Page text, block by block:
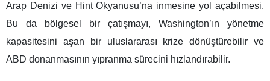
Arap Denizi ve Hint Okyanusu’na inmesine yol açabilmesi.
Bu da bölgesel bir çatışmayı, Washington’ın yönetme
kapasitesini aşan bir uluslararası krize dönüştürebilir ve
ABD donanmasının yıpranma sürecini hızlandırabilir.